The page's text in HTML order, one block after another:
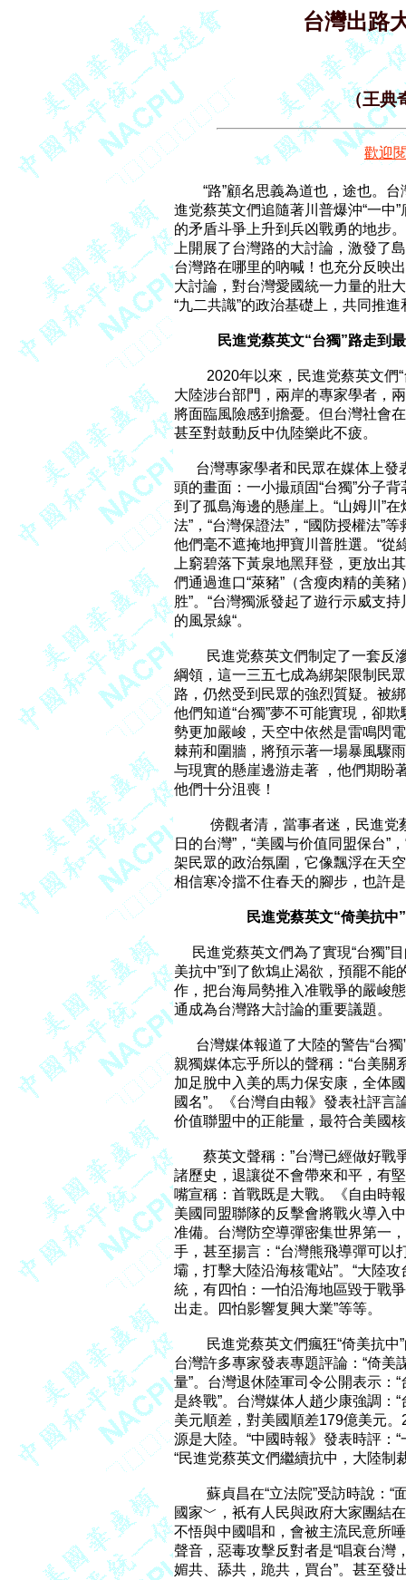
台灣出路
（王典
歡迎
“路”顧名思義為道也，途也
進党蔡英文們追隨著川普爆沖“一中
的矛盾斗爭上升到兵凶戰勇的地步
上開展了台灣路的大討論，激發了
台灣路在哪里的吶喊！也充分反映
大討論，對台灣愛國統一力量的壯
“九二共識”的政治基礎上，共同推
民進党蔡英文“台獨”路走到
2020年以來，民進党蔡英文
大陸涉台部門，兩岸的專家學者，
將面臨風險感到擔憂。但台灣社會
甚至對鼓動反中仇陸樂此不疲。
台灣專家學者和民眾在媒体上
頭的畫面：一小撮頑固“台獨”分子
到了孤島海邊的懸崖上。“山姆川”
法”，“台灣保證法”，“國防授權法”
他們毫不遮掩地押寶川普胜選。“從
上窮碧落下黃泉地黑拜登，更放出
們通過進口“萊豬”（含瘦肉精的美
胜”。“台灣獨派發起了遊行示威支
的風景線“。
民進党蔡英文們制定了一套
綱領，這一三五七成為綁架限制民
路，仍然受到民眾的強烈質疑。被
他們知道“台獨”夢不可能實現，卻
勢更加嚴峻，天空中依然是雷鳴閃
棘荊和圍牆，將預示著一場暴風驟
与現實的懸崖邊游走著 ，他們期盼
他們十分沮喪！
傍觀者清，當事者迷，民進
日的台灣”，“美國与价值同盟保台”
架民眾的政治氛圍，它像飄浮在天
相信寒冷擋不住春天的腳步，也許
民進党蔡英文“倚美抗中
民進党蔡英文們為了實現“台獨”
美抗中”到了飲鴆止渴欲，預罷不能
作，把台海局勢推入准戰爭的嚴峻
通成為台灣路大討論的重要議題。
台灣媒体報道了大陸的警告“
親獨媒体忘乎所以的聲稱：“台美
加足脫中入美的馬力保安康，全体
國名”。《台灣自由報》發表社評言
价值聯盟中的正能量，最符合美國
蔡英文聲稱：”台灣已經做好
諸歷史，退讓從不會帶來和平，有
嘴宣稱：首戰既是大戰。《自由時
美國同盟聯隊的反擊會將戰火導入
准備。台灣防空導彈密集世界第一
手，甚至揚言：“台灣熊飛導彈可以
壩，打擊大陸沿海核電站”。“大陸
統，有四怕：一怕沿海地區毀于戰
出走。四怕影響复興大業”等等。
民進党蔡英文們瘋狂“倚美
台灣許多專家發表專題評論：“倚美
量”。台灣退休陸軍司令公開表示：
是終戰”。台灣媒体人趙少康強調：
美元順差，對美國順差179億美元
源是大陸。“中國時報》發表時評：
“民進党蔡英文們繼續抗中，大陸制
蘇貞昌在“立法院”受訪時說
國家﹀，衹有人民與政府大家團結
不悟與中國唱和，會被主流民意所
聲音，惡毒攻擊反對者是“唱衰台灣
媚共、舔共，跪共，買台”。甚至發